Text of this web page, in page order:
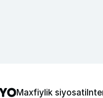
Maxfiylik siyosati